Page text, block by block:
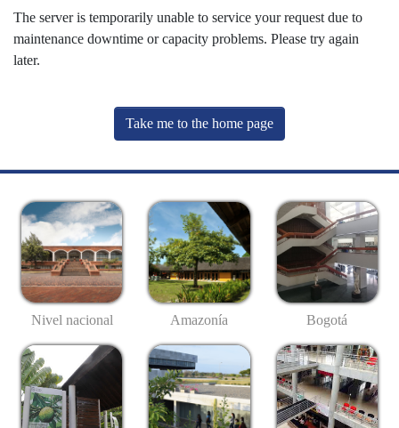
The server is temporarily unable to service your request due to
maintenance downtime or capacity problems. Please try again
later.
Take me to the home page
Nivel nacional Amazonía Bogotá